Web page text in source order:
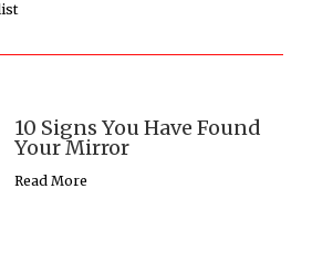
10 Signs You Have Found
Your Mirror
Read More